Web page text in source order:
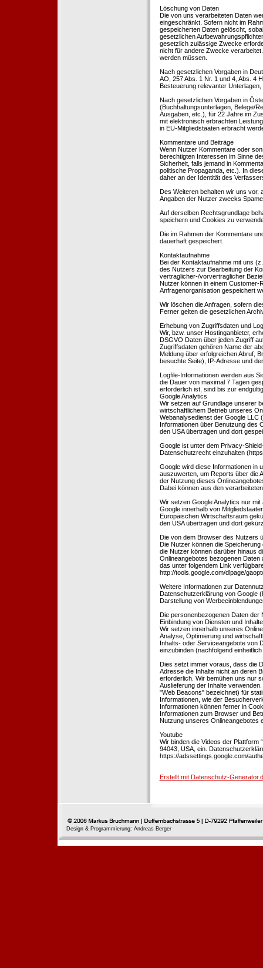
Löschung von Daten
Die von uns verarbeiteten Daten
eingeschränkt. Sofern nicht im
gespeicherten Daten gelöscht,
gesetzlichen
gesetzlich zulässige Zwecke
nicht für andere Zwecke
werden müssen.
Nach gesetzlichen Vorgaben in
AO, 257 Abs. 1 Nr. 1 und 4, Abs. 4
Besteuerung relevanter
Nach gesetzlichen Vorgaben in
(Buchhaltungsunterlagen, Belege/
Ausgaben, etc.), für 22 Jahre im
mit elektronisch erbrachten
in EU-Mitgliedstaaten erbracht
Kommentare und Beiträge
Wenn Nutzer Kommentare oder
berechtigten Interessen im Sinne
Sicherheit, falls jemand in
politische Propaganda, etc.). In
daher an der Identität des
Des Weiteren behalten wir uns vor,
Angaben der Nutzer zwecks
Auf derselben Rechtsgrundlage
speichern und Cookies zu
Die im Rahmen der Kommentare
dauerhaft gespeichert.
Kontaktaufnahme
Bei der Kontaktaufnahme mit uns
des Nutzers zur Bearbeitung der
vertraglicher-/vorvertraglicher
Nutzer können in einem Customer-
Anfragenorganisation gespeichert
Wir löschen die Anfragen, sofern
Ferner gelten die gesetzlichen
Erhebung von Zugriffsdaten und
Wir, bzw. unser Hostinganbieter,
DSGVO Daten über jeden Zugriff
Zugriffsdaten gehören Name der
Meldung über erfolgreichen Abruf,
besuchte Seite), IP-Adresse und
Logfile-Informationen werden aus
die Dauer von maximal 7 Tagen
erforderlich ist, sind bis zur
Google Analytics
Wir setzen auf Grundlage unserer
wirtschaftlichem Betrieb unseres
Webanalysedienst der Google LLC
Informationen über Benutzung des
den USA übertragen und dort
Google ist unter dem Privacy-
Datenschutzrecht einzuhalten
Google wird diese Informationen in
auszuwerten, um Reports über die
der Nutzung dieses
Dabei können aus den
Wir setzen Google Analytics nur
Google innerhalb von
Europäischen Wirtschaftsraum
den USA übertragen und dort
Die von dem Browser des Nutzers
Die Nutzer können die
die Nutzer können darüber hinaus
Onlineangebotes bezogenen
das unter folgendem Link
http://tools.google.com/dlpage/
Weitere Informationen zur
Datenschutzerklärung von Google
Darstellung von
Die personenbezogenen Daten der
Einbindung von Diensten und
Wir setzen innerhalb unseres
Analyse, Optimierung und
Inhalts- oder Serviceangebote von
einzubinden (nachfolgend
Dies setzt immer voraus, dass die
Adresse die Inhalte nicht an deren
erforderlich. Wir bemühen uns nur
Auslieferung der Inhalte
"Web Beacons" bezeichnet) für
Informationen, wie der
Informationen können ferner in
Informationen zum Browser und
Nutzung unseres Onlineangebotes
Youtube
Wir binden die Videos der Plattform
94043, USA, ein.
https://adssettings.google.com/
Erstellt mit Datenschutz-
Design & Programmierung: Andreas Berger